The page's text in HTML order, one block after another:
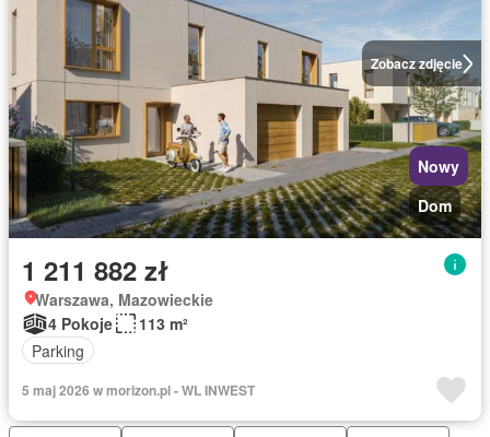
Zobacz zdjęcie
Nowy
Dom
1 211 882 zł
Warszawa, Mazowieckie
4 Pokoje
113 m²
Parking
5 maj 2026 w morizon.pl - WL INWEST